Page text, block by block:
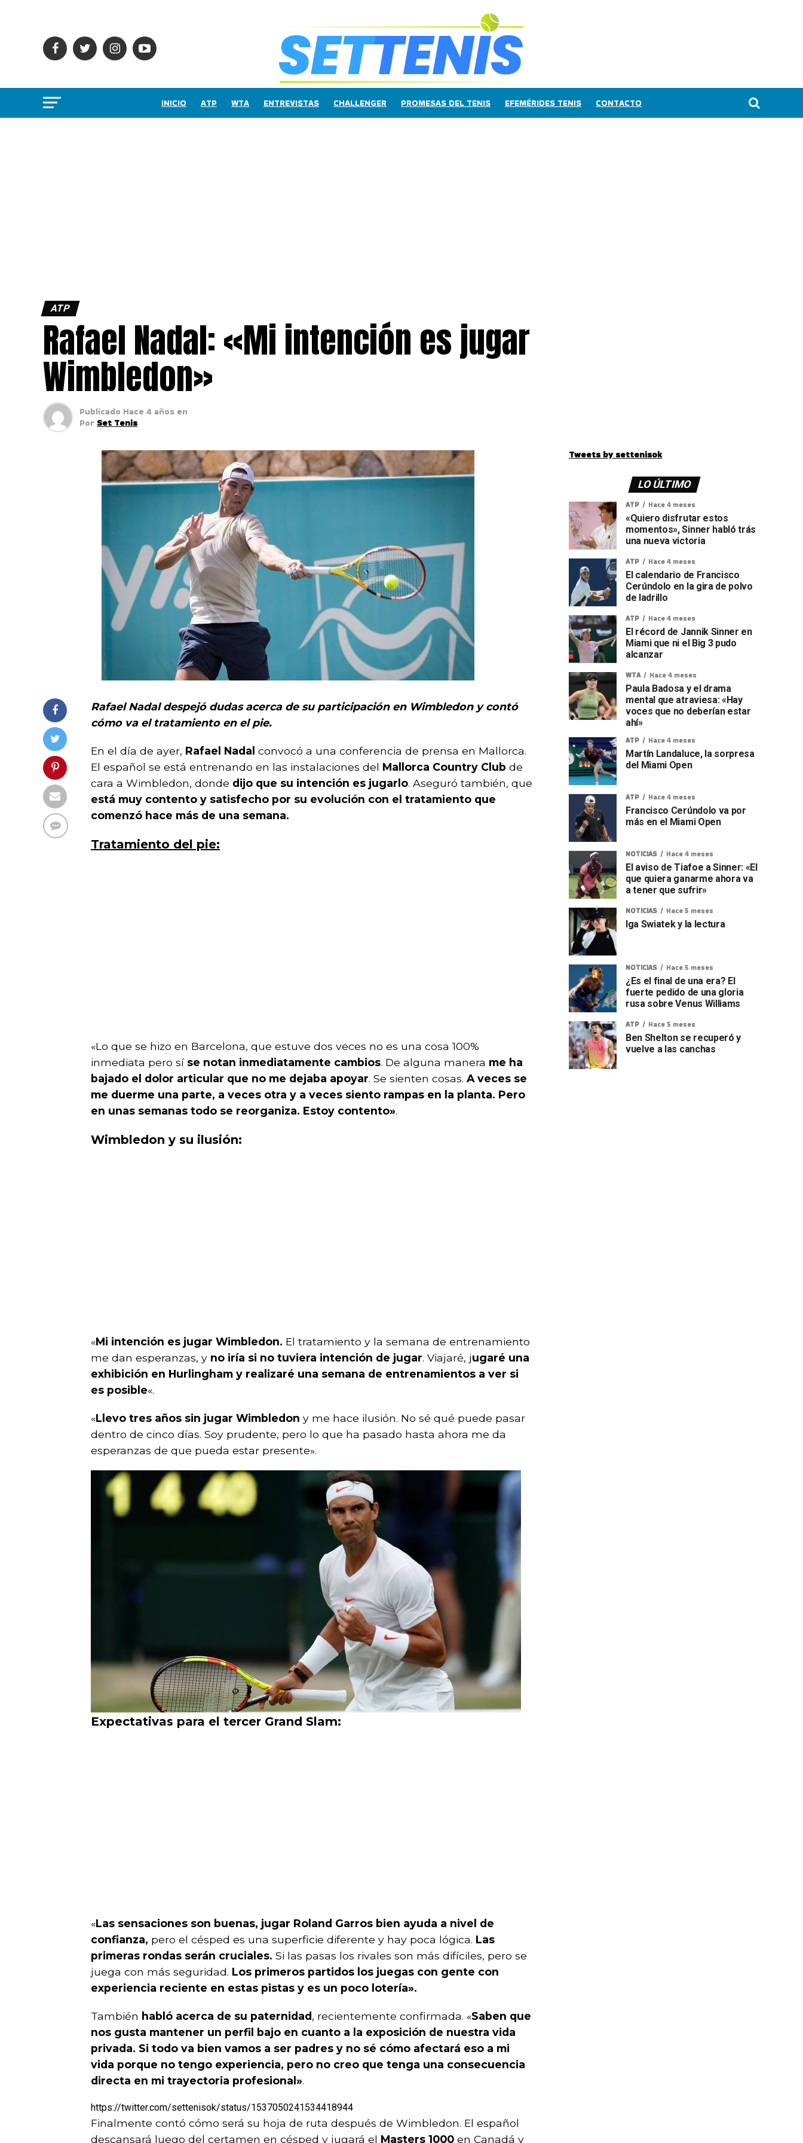
INICIO ATP WTA ENTREVISTAS CHALLENGER PROMESAS DEL TENIS EFEMÉRIDES TENIS CONTACTO
ATP
Rafael Nadal: «Mi intención es jugar
Wimbledon»
Publicado Hace 4 años en
Por Set Tenis
Rafael Nadal despejó dudas acerca de su participación en Wimbledon y contó
cómo va el tratamiento en el pie.
En el día de ayer, Rafael Nadal convocó a una conferencia de prensa en Mallorca.
El español se está entrenando en las instalaciones del Mallorca Country Club de
cara a Wimbledon, donde dijo que su intención es jugarlo. Aseguró también, que
está muy contento y satisfecho por su evolución con el tratamiento que
comenzó hace más de una semana.
Tratamiento del pie:
«Lo que se hizo en Barcelona, que estuve dos veces no es una cosa 100%
inmediata pero sí se notan inmediatamente cambios. De alguna manera me ha
bajado el dolor articular que no me dejaba apoyar. Se sienten cosas. A veces se
me duerme una parte, a veces otra y a veces siento rampas en la planta. Pero
en unas semanas todo se reorganiza. Estoy contento».
Wimbledon y su ilusión:
«Mi intención es jugar Wimbledon. El tratamiento y la semana de entrenamiento
me dan esperanzas, y no iría si no tuviera intención de jugar. Viajaré, jugaré una
exhibición en Hurlingham y realizaré una semana de entrenamientos a ver si
es posible«.
«Llevo tres años sin jugar Wimbledon y me hace ilusión. No sé qué puede pasar
dentro de cinco días. Soy prudente, pero lo que ha pasado hasta ahora me da
esperanzas de que pueda estar presente».
Expectativas para el tercer Grand Slam:
«Las sensaciones son buenas, jugar Roland Garros bien ayuda a nivel de
confianza, pero el césped es una superficie diferente y hay poca lógica. Las
primeras rondas serán cruciales. Si las pasas los rivales son más difíciles, pero se
juega con más seguridad. Los primeros partidos los juegas con gente con
experiencia reciente en estas pistas y es un poco lotería».
También habló acerca de su paternidad, recientemente confirmada. «Saben que
nos gusta mantener un perfil bajo en cuanto a la exposición de nuestra vida
privada. Si todo va bien vamos a ser padres y no sé cómo afectará eso a mi
vida porque no tengo experiencia, pero no creo que tenga una consecuencia
directa en mi trayectoria profesional».
https://twitter.com/settenisok/status/1537050241534418944
Finalmente contó cómo será su hoja de ruta después de Wimbledon. El español
descansará luego del certamen en césped y jugará el Masters 1000 en Canadá y
Tweets by settenisok
LO ÚLTIMO
ATP Hace 4 meses
«Quiero disfrutar estos
momentos», Sinner habló trás
una nueva victoria
ATP Hace 4 meses
El calendario de Francisco
Cerúndolo en la gira de polvo
de ladrillo
ATP Hace 4 meses
El récord de Jannik Sinner en
Miami que ni el Big 3 pudo
alcanzar
WTA Hace 4 meses
Paula Badosa y el drama
mental que atraviesa: «Hay
voces que no deberían estar
ahí»
ATP Hace 4 meses
Martín Landaluce, la sorpresa
del Miami Open
ATP Hace 4 meses
Francisco Cerúndolo va por
más en el Miami Open
NOTICIAS Hace 4 meses
El aviso de Tiafoe a Sinner: «El
que quiera ganarme ahora va
a tener que sufrir»
NOTICIAS Hace 5 meses
Iga Swiatek y la lectura
NOTICIAS Hace 5 meses
¿Es el final de una era? El
fuerte pedido de una gloria
rusa sobre Venus Williams
ATP Hace 5 meses
Ben Shelton se recuperó y
vuelve a las canchas